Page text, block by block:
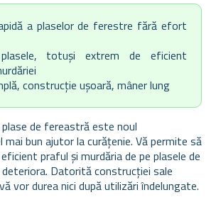
a plaselor de ferestre fără efort
totuși extrem de eficient
construcție ușoară, mâner lung
de fereastră este noul
bun ajutor la curățenie. Vă permite să
praful și murdăria de pe plasele de
Datorită construcției sale
vor durea nici după utilizări îndelungate.